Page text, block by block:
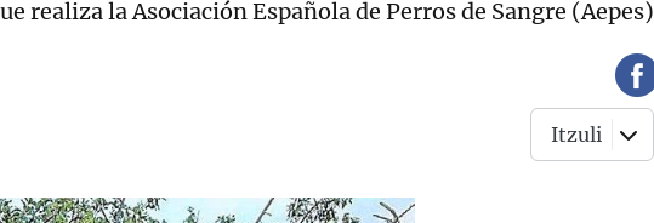
realiza la Asociación Española de Perros de Sangre (Aepes)
Itzuli